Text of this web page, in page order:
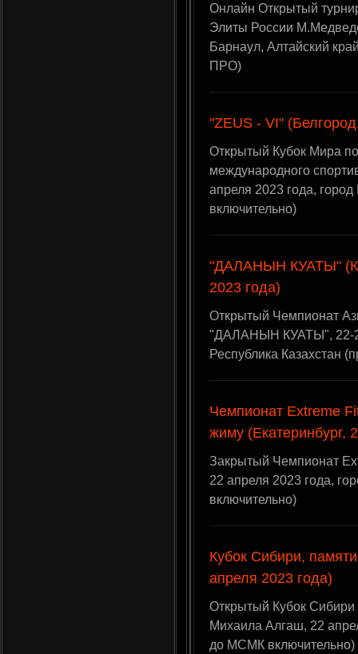
Онлайн Открытый
Элиты России
Барнаул, Алтайский
ПРО)
"ZEUS - VI"
Открытый Кубок Мира
международного
апреля 2023 года,
включительно)
"ДАЛАНЫН КУАТЫ"
2023 года)
Открытый Чемпионат
"ДАЛАНЫН КУАТЫ", 22-23
Республика Казахстан
Чемпионат Extreme
жиму (Екатеринбург,
Закрытый Чемпионат
22 апреля 2023 года,
включительно)
Кубок Сибири,
апреля 2023 года)
Открытый Кубок
Михаила Алгаш, 22
до МСМК включительно)